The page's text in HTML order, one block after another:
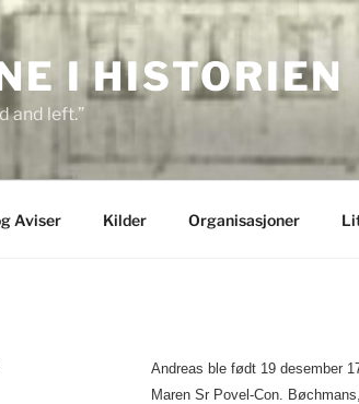
I HISTORIEN
and left.”
Aviser Kilder Organisasjoner
Andreas ble født 19 desember
Maren Sr Povel-Con.